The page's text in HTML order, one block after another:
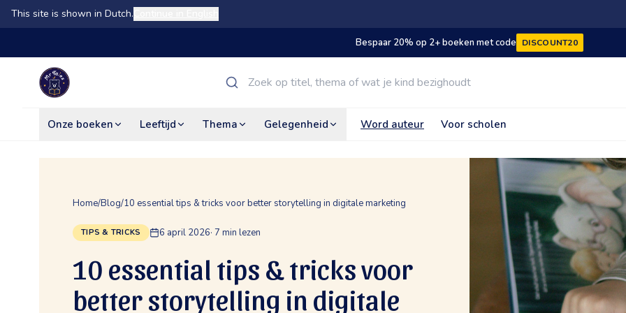
This site is shown in Dutch.
Bespaar 20% op 2+ boeken met code DISCOUNT20
Onze boeken Leeftijd Thema Gelegenheid Word auteur Voor scholen
Home/Blog/10 essential tips & tricks voor better storytelling in digitale marketing
TIPS & TRICKS 6 april 2026· 7 min lezen
10 essential tips & tricks voor
better storytelling in digitale